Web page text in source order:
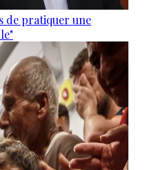
de pratiquer une